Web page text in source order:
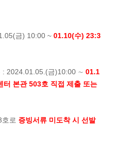
금) 10:00 ~01.10(수) 23:3
: 2024.01.05.(금)10:00 ∼01.1
본관 503호 직접 제출 또는
로 증빙서류 미도착 시 선발